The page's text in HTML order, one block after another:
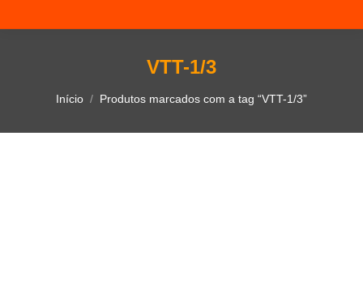
VTT-1/3
Você está aqui:
Início Produtos marcados com a tag “VTT-1/3”